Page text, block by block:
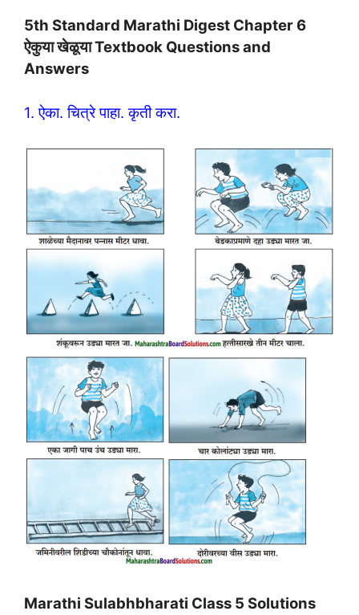
5th Standard Marathi Digest Chapter 6
ऐकुया खेळूया Textbook Questions and
Answers
1. ऐका. चित्रे पाहा. कृती करा.
Marathi Sulabhbharati Class 5 Solutions